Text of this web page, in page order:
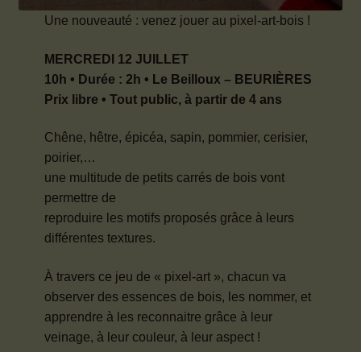
Une nouveauté : venez jouer au pixel-art-bois !
MERCREDI 12 JUILLET
10h • Durée : 2h • Le Beilloux – BEURIÈRES
Prix libre • Tout public, à partir de 4 ans
Chêne, hêtre, épicéa, sapin, pommier, cerisier,
poirier,…
une multitude de petits carrés de bois vont
permettre de
reproduire les motifs proposés grâce à leurs
différentes textures.
À travers ce jeu de « pixel‐art », chacun va
observer des essences de bois, les nommer, et
apprendre à les reconnaitre grâce à leur
veinage, à leur couleur, à leur aspect !